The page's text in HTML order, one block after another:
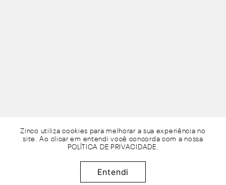
Zinco utiliza cookies para melhorar a sua experiência no
site. Ao clicar em entendi você concorda com a nossa
POLÍTICA DE PRIVACIDADE.
Entendi